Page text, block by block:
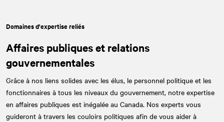
Domaines d'expertise reliés
Affaires publiques et relations
gouvernementales
Grâce à nos liens solides avec les élus, le personnel politique et les
fonctionnaires à tous les niveaux du gouvernement, notre expertise
en affaires publiques est inégalée au Canada. Nos experts vous
guideront à travers les couloirs politiques afin de vous aider à